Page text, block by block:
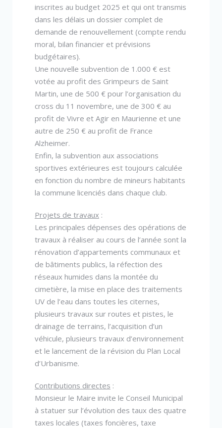
inscrites au budget 2025 et qui ont transmis
dans les délais un dossier complet de
demande de renouvellement (compte rendu
moral, bilan financier et prévisions
budgétaires).
Une nouvelle subvention de 1.000 € est
votée au profit des Grimpeurs de Saint
Martin, une de 500 € pour l’organisation du
cross du 11 novembre, une de 300 € au
profit de Vivre et Agir en Maurienne et une
autre de 250 € au profit de France
Alzheimer.
Enfin, la subvention aux associations
sportives extérieures est toujours calculée
en fonction du nombre de mineurs habitants
la commune licenciés dans chaque club.
Projets de travaux :
Les principales dépenses des opérations de
travaux à réaliser au cours de l’année sont la
rénovation d’appartements communaux et
de bâtiments publics, la réfection des
réseaux humides dans la montée du
cimetière, la mise en place des traitements
UV de l’eau dans toutes les citernes,
plusieurs travaux sur routes et pistes, le
drainage de terrains, l’acquisition d’un
véhicule, plusieurs travaux d’environnement
et le lancement de la révision du Plan Local
d’Urbanisme.
Contributions directes :
Monsieur le Maire invite le Conseil Municipal
à statuer sur l’évolution des taux des quatre
taxes locales (taxes foncières, taxe